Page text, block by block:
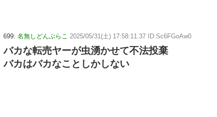
699: 名無しどんぶらこ 2025/05/31(土) 17:58:11.37 ID:Sc6FGoAw0
バカな転売ヤーが虫湧かせて不法投棄
バカはバカなことしかしない